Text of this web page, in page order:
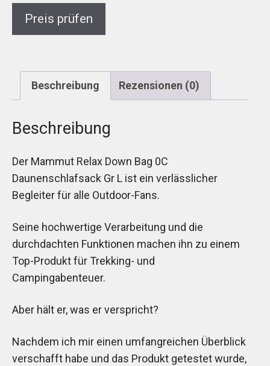
Preis prüfen
Beschreibung Rezensionen (0)
Beschreibung
Der Mammut Relax Down Bag 0C
Daunenschlafsack Gr L ist ein verlässlicher
Begleiter für alle Outdoor-Fans.
Seine hochwertige Verarbeitung und die
durchdachten Funktionen machen ihn zu einem
Top-Produkt für Trekking- und
Campingabenteuer.
Aber hält er, was er verspricht?
Nachdem ich mir einen umfangreichen Überblick
verschafft habe und das Produkt getestet wurde,